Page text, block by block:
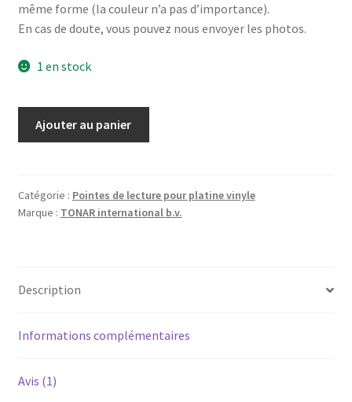
même forme (la couleur n’a pas d’importance).
En cas de doute, vous pouvez nous envoyer les photos.
1 en stock
LX49
-
lecture
pour
tourne-
Ajouter au panier
Catégorie : Pointes de lecture pour platine vinyle
Marque : TONAR international b.v.
Description
Informations complémentaires
Avis (1)